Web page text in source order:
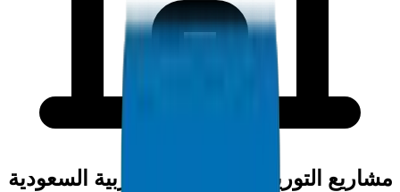
مشاريع التوريد في المملكة العربية السعودية